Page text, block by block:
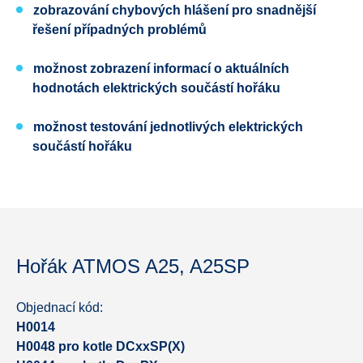
zobrazování chybových hlášení pro snadnější
řešení případných problémů
možnost zobrazení informací o aktuálních
hodnotách elektrických součástí hořáku
možnost testování jednotlivých elektrických
součástí hořáku
Hořák ATMOS A25, A25SP
Objednací kód:
H0014
H0048 pro kotle DCxxSP(X)